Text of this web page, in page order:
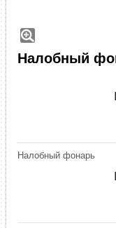
Налобный
Налобный фонарь